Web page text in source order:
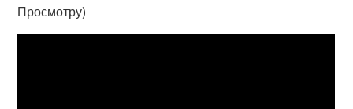
Просмотру)